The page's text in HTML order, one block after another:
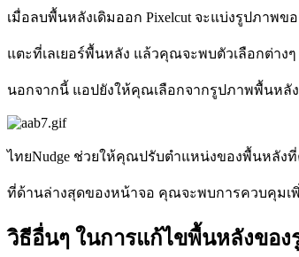
เมื่อลบพื้นหลังเดิมออก Pixelcut จะแบ่งรูปภาพ
แตะที่เลเยอร์พื้นหลัง แล้วคุณจะพบตัวเลือกต่
นอกจากนี้ แอปยังให้คุณเลือกจากรูปภาพพื้นหลั
ไทยNudge ช่วยให้คุณปรับตำแหน่งของพื้นหลัง
ที่ด้านล่างสุดของหน้าจอ คุณจะพบการควบคุมเ
วิธีอื่นๆ ในการแก้ไขพื้นหลังของ